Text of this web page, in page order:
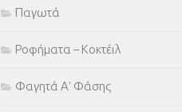
Παγωτά
Ροφήματα – Κοκτέιλ
Φαγητά Α' Φάσης